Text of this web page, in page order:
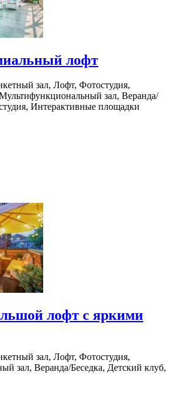
лофт
зал, Лофт, Фотостудия,
зал, Веранда/
Интерактивные площадки
лофт с яркими
зал, Лофт, Фотостудия,
зал, Веранда/Беседка, Детский клуб,